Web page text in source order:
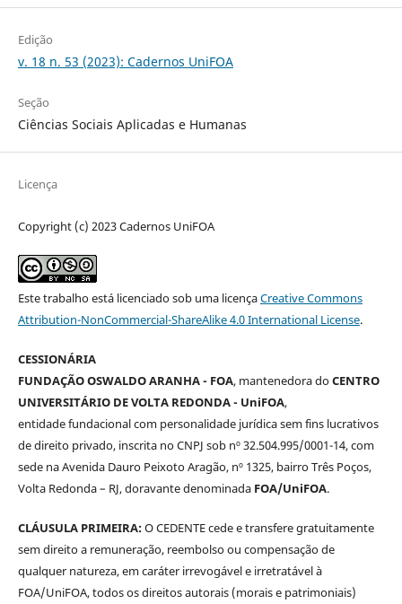
Edição
v. 18 n. 53 (2023): Cadernos UniFOA
Seção
Ciências Sociais Aplicadas e Humanas
Licença
Copyright (c) 2023 Cadernos UniFOA
Este trabalho está licenciado sob uma licençaCreative Commons
Attribution-NonCommercial-ShareAlike 4.0 International License.
CESSIONÁRIA
FUNDAÇÃO OSWALDO ARANHA - FOA, mantenedora doCENTRO
UNIVERSITÁRIO DE VOLTA REDONDA - UniFOA,
entidade fundacional com personalidade jurídica sem fins lucrativos
de direito privado, inscrita no CNPJ sob nº 32.504.995/0001-14, com
sede na Avenida Dauro Peixoto Aragão, nº 1325, bairro Três Poços,
Volta Redonda – RJ, doravante denominada FOA/UniFOA.
CLÁUSULA PRIMEIRA:O CEDENTE cede e transfere gratuitamente
sem direito a remuneração, reembolso ou compensação de
qualquer natureza, em caráter irrevogável e irretratável à
FOA/UniFOA, todos os direitos autorais (morais e patrimoniais)